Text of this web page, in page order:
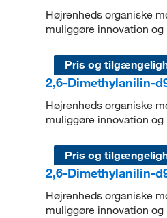
Højrenheds organiske
muliggøre innovation
Pris og
2,6-Dimethylanilin-
Højrenheds organiske
muliggøre innovation
Pris og
2,6-Dimethylanilin-
Højrenheds organiske
muliggøre innovation